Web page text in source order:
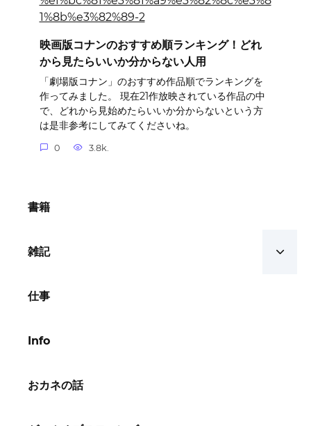
映画版コナンのおすすめ順ランキング！どれ
から見たらいいか分からない人用
「劇場版コナン」のおすすめ作品順でランキングを
作ってみました。 現在21作放映されている作品の中
で、どれから見始めたらいいか分からないという方
は是非参考にしてみてくださいね。
0 3.8k.
書籍
雑記
仕事
Info
おカネの話